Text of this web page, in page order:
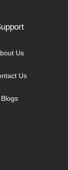
Us
Us
Blogs